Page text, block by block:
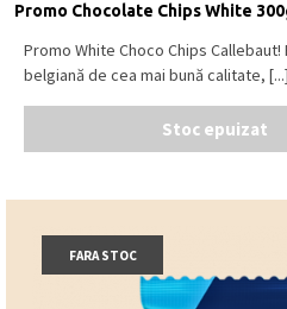
Promo Chocolate Chips White
Promo White Choco Chips
belgiană de cea mai bună calitate, [...]
Stoc epuizat
FARA STOC